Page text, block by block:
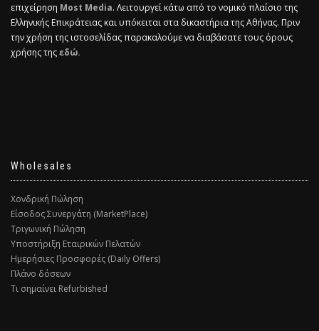
επιχείρηση Most Media. Λειτουργεί κάτω από το νομικό πλαίσιο της
Ελληνικής Επικράτειας και υπόκειται στα δικαστήρια της Αθήνας. Πριν
την χρήση της ιστοσελίδας παρακαλούμε να διαβάσατε τους όρους
χρήσης τηςεδώ.
Wholesales
Χονδρική Πώληση
Είσοδος Συνεργάτη (MarketPlace)
Τριγωνική Πώληση
Υποστήριξη Εταιρικών Πελατών
Ημερήσιες Προσφορές (Daily Offers)
Πλάνο δόσεων
Τι σημαίνει Refurbished